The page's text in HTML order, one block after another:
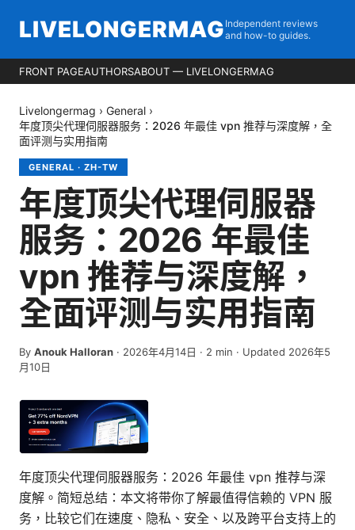
LIVELONGERMAG Independent reviews
and how-to guides.
FRONT PAGEAUTHORSABOUT — LIVELONGERMAG
Livelongermag › General ›
年度顶尖代理伺服器服务：2026 年最佳 vpn 推荐与深度解，全
面评测与实用指南
GENERAL · ZH-TW
年度顶尖代理伺服器
服务：2026 年最佳
vpn 推荐与深度解，
全面评测与实用指南
By Anouk Halloran · 2026年4月14日 · 2 min · Updated 2026年5
月10日
年度顶尖代理伺服器服务：2026 年最佳 vpn 推荐与深
度解。简短总结：本文将带你了解最值得信赖的 VPN 服
务，比较它们在速度、隐私、安全、以及跨平台支持上的